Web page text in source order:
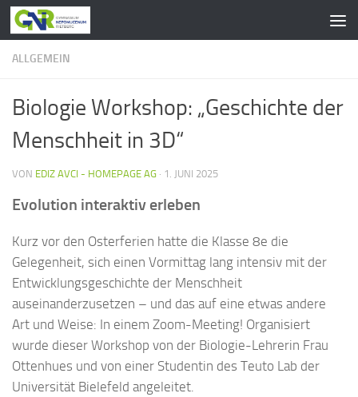
Zum Inhalt springen
ALLGEMEIN
Biologie Workshop: „Geschichte der
Menschheit in 3D“
VON EDIZ AVCI - HOMEPAGE AG · 1. JUNI 2025
Evolution interaktiv erleben
Kurz vor den Osterferien hatte die Klasse 8e die
Gelegenheit, sich einen Vormittag lang intensiv mit der
Entwicklungsgeschichte der Menschheit
auseinanderzusetzen – und das auf eine etwas andere
Art und Weise: In einem Zoom-Meeting! Organisiert
wurde dieser Workshop von der Biologie-Lehrerin Frau
Ottenhues und von einer Studentin des Teuto Lab der
Universität Bielefeld angeleitet.